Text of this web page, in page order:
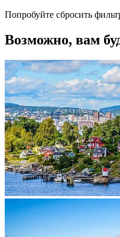
Попробуйте сбросить
Возможно, вам